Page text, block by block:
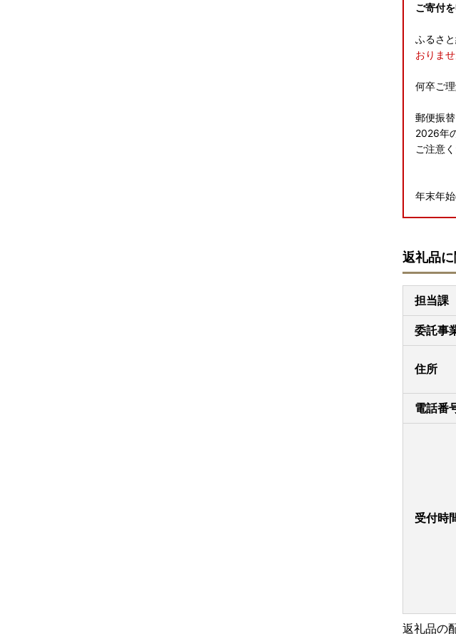
ご寄付
ふるさ
おりませ
何卒ご
郵便振
2026年
ご注意く
年末年
12月31
【寄附
12月15
返礼品
担当課
委託事
住所
電話番
受付時
返礼品の